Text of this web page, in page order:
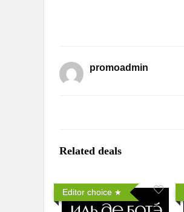
promoadmin
Related deals
Editor choice